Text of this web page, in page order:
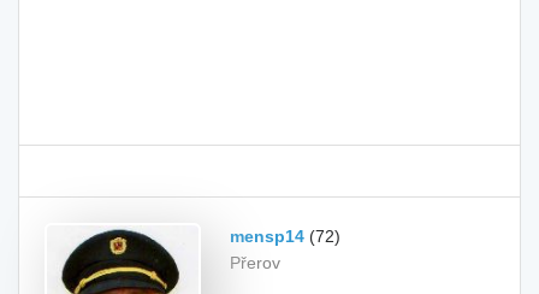
mensp14 (72)
Přerov